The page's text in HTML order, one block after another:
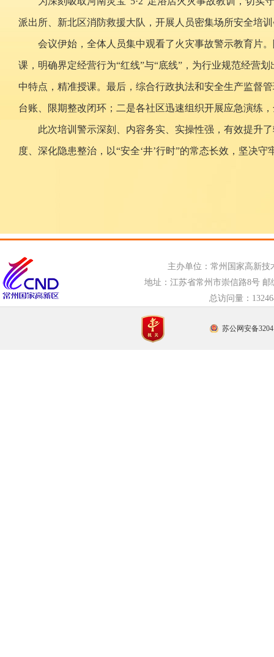
派出所、新北区消防救援大队，开展人员密集场所安全培
会议伊始，全体人员集中观看了火灾事故警示教育片
课，明确界定经营行为“红线”与“底线”，为行业规范经营
中特点，精准授课。最后，综合行政执法和安全生产监督
台账、限期整改闭环；二是各社区迅速组织开展应急演练
此次培训警示深刻、内容务实、实操性强，有效提升
度、深化隐患整治，以“安全‘井’行时”的常态长效，坚决
主办单位：常州国家高新
地址：江苏省常州市崇信路8号 邮
总访问量：
苏公网安备